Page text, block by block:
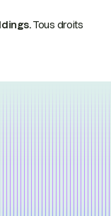
Tous droits